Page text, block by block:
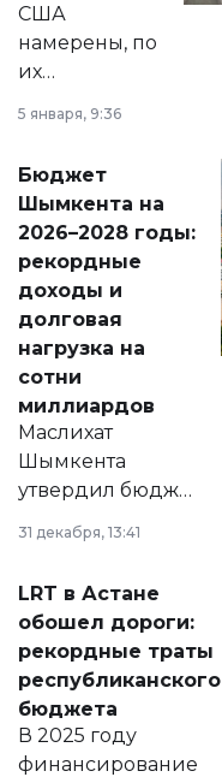
США
намерены, по
их
принести
народу
Венесуэлы.
5 января, 9:36
Бюджет
Шымкента на
2026–2028 годы:
рекордные
доходы и
долговая
нагрузка на
сотни
миллиардов
Маслихат
Шымкента
утвердил бюджет
города на 2026–
2028 годы.
документ
появился в базе
нормативных
правовых актов и
на сайте маслихат
города.
31 декабря, 13:41
LRT в Астане
обошел дороги:
рекордные траты
республиканского
бюджета
В 2025 году
финансирование